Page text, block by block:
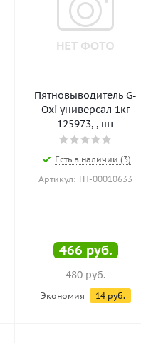
Пятновыводитель G-
Oxi универсал 1кг
125973, , шт
Есть в наличии (3)
Артикул: ТН-00010633
466 руб.
480руб.
Экономия 14руб.